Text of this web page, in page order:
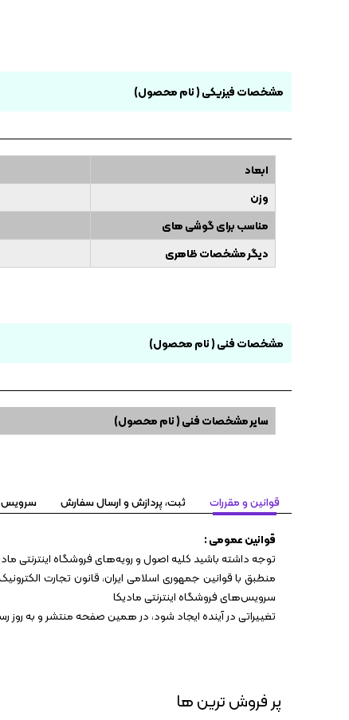
مشخصات فیزیکی ( نام محصول)
ابعاد
وزن
مناسب برای گوشی های
دیگر مشخصات ظاهری
مشخصات فنی ( نام محصول)
سایر مشخصات فنی ( نام محصول)
قوانین و مقررات ثبت، پردازش و ارسال سفارش
سرویس مهلت
قوانین عمومی :
توجه داشته باشید کلیه اصول و رویه‏‌های فروشگاه اینترنتی
منطبق با قوانین جمهوری اسلامی ایران، قانون تجارت
سرویس‏‌های فروشگاه اینترنتی مادیکا
تغییراتی در آینده ایجاد شود، در همین صفحه منتشر و به
پر فروش ترین ها